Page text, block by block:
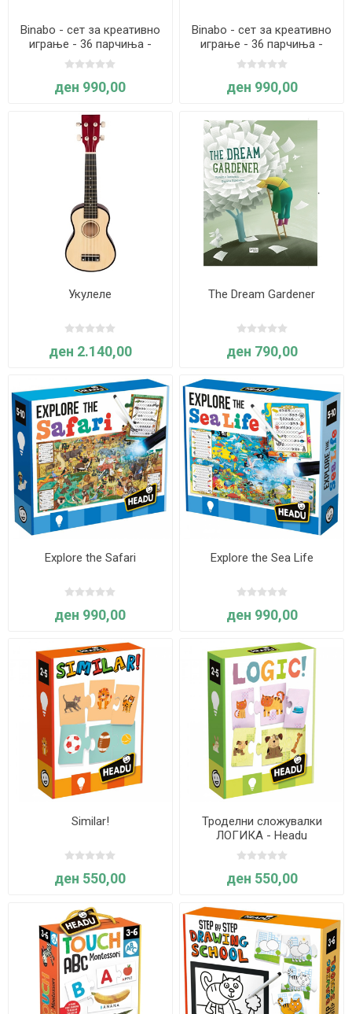
Binabo - сет за креативно
играње - 36 парчиња -
зелен
ден 990,00
Binabo - сет за креативно
играње - 36 парчиња -
портокалов
ден 990,00
Укулеле
ден 2.140,00
The Dream Gardener
ден 790,00
Explore the Safari
ден 990,00
Explore the Sea Life
ден 990,00
Similar!
ден 550,00
Троделни сложувалки
ЛОГИКА - Headu
ден 550,00